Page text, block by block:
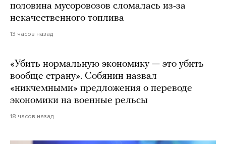
половина мусоровозов сломалась из-за
некачественного топлива
13 часов назад
«Убить нормальную экономику — это убить
вообще страну». Собянин назвал
«никчемными» предложения о переводе
экономики на военные рельсы
18 часов назад